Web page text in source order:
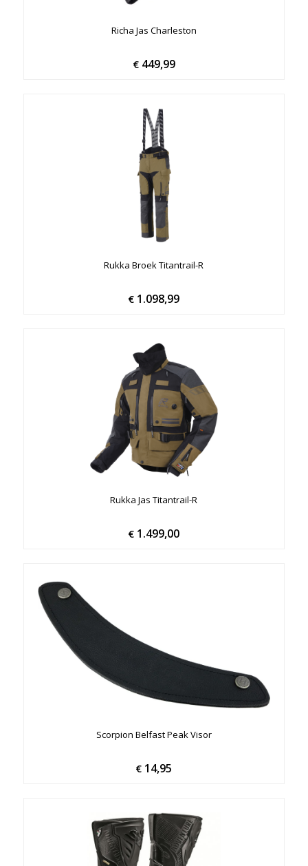
Richa Jas Charleston
€449,99
Rukka Broek Titantrail-R
€ 1.098,99
Rukka Jas Titantrail-R
€ 1.499,00
Scorpion Belfast Peak Visor
€ 14,95